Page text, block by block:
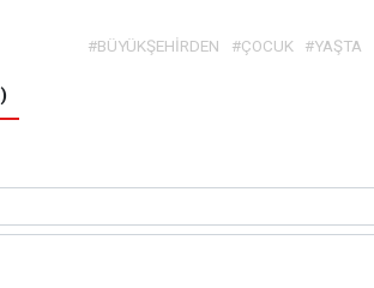
#BÜYÜKŞEHİRDEN #ÇOCUK #YAŞTA